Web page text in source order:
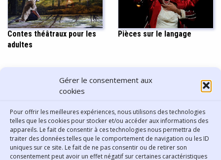
Gérer le consentement aux
cookies
Pour offrir les meilleures expériences, nous utilisons des technologies
telles que les cookies pour stocker et/ou accéder aux informations des
appareils. Le fait de consentir à ces technologies nous permettra de
traiter des données telles que le comportement de navigation ou les ID
uniques sur ce site. Le fait de ne pas consentir ou de retirer son
consentement peut avoir un effet négatif sur certaines caractéristiques
Contes théâtraux pour les
adultes
Pièces sur le langage
PARTAGER CET ARTICLE